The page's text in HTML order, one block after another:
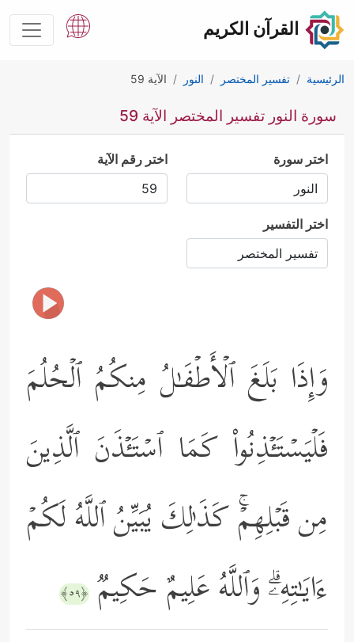
القرآن الكريم
الرئيسية تفسير المختصر النور الآية 59
سورة النور تفسير المختصر الآية 59
اختر سورة اختر رقم الآية
اختر التفسير
وَإِذَا بَلَغَ ٱلۡأَطۡفَـٰلُ مِنكُمُ ٱلۡحُلُمَ
فَلۡیَسۡتَـٔۡذِنُواْ كَمَا ٱسۡتَـٔۡذَنَ ٱلَّذِینَ
مِن قَبۡلِهِمۡۚ كَذَ ٰ⁠لِكَ یُبَیِّنُ ٱللَّهُ لَكُمۡ
ءَایَـٰتِهِۦۗ وَٱللَّهُ عَلِیمٌ حَكِیمࣱ ﴿٥٩﴾